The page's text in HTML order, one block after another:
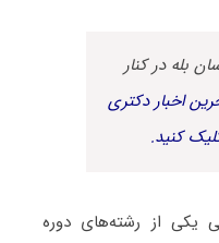
بله در کنار
اخبار دکتری
کنید.
یکی از رشته‌های دوره